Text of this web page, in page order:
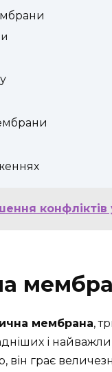
конфліктів
мембрана,
і
грає